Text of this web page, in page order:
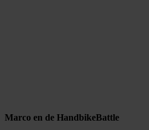
Marco en de HandbikeBattle